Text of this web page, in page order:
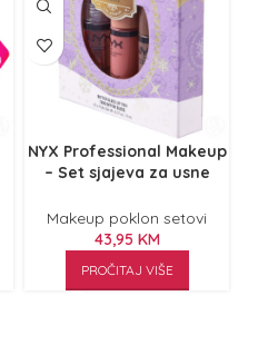
NYX Professional Makeup
– Set sjajeva za usne
Makeup poklon setovi
43,95 KM
PROČITAJ VIŠE